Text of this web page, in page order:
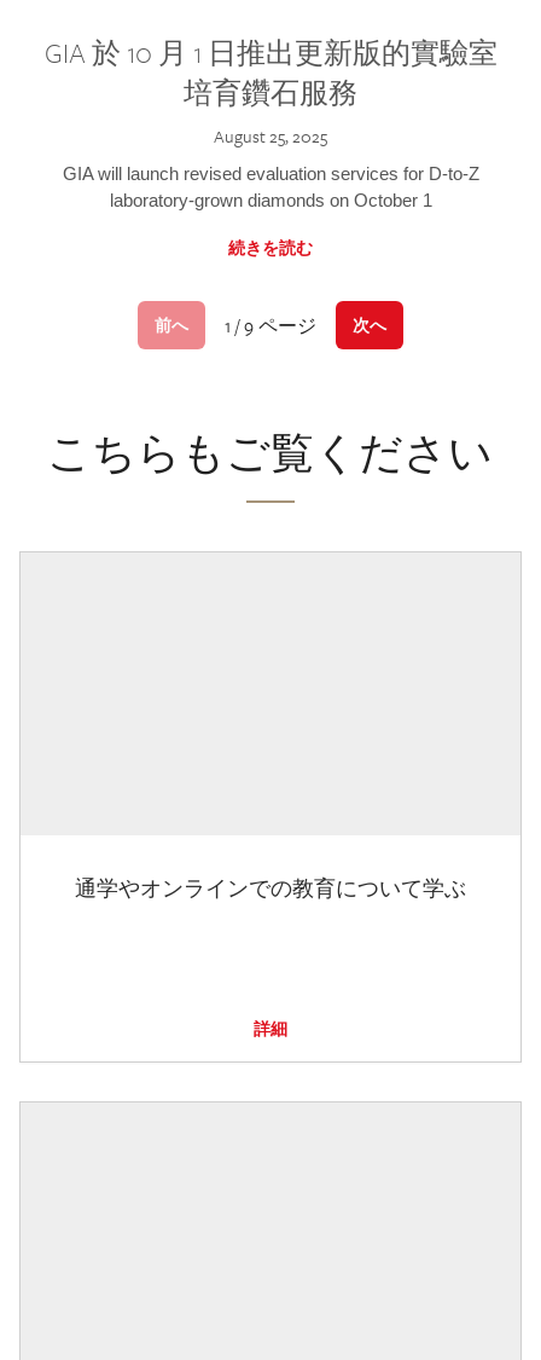
GIA 於 10 月 1 日推出更新版的實驗室
培育鑽石服務
August 25, 2025
GIA will launch revised evaluation services for D-to-Z
laboratory-grown diamonds on October 1
続きを読む
前へ 1 / 9 ページ 次へ
こちらもご覧ください
通学やオンラインでの教育について学ぶ
詳細